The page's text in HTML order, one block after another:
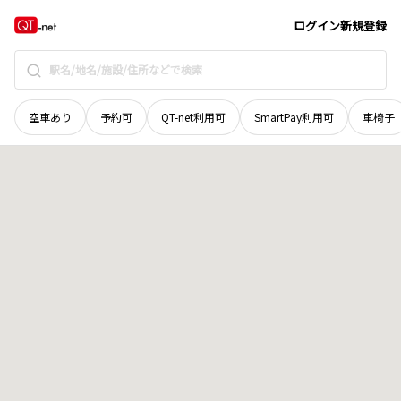
ログイン新規登録
空車あり 予約可 QT-net利用可 SmartPay利用可 車椅子
北海道